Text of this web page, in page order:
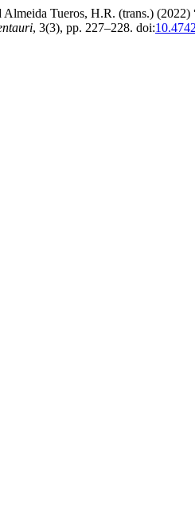
Tueros, H.R. (trans.)
, 3(3), pp. 227–228. doi: